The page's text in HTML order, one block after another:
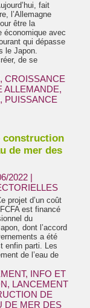
fait
l’Allemagne
être la
économique avec
qui dépasse
le Japon.
de se
, CROISSANCE
ALLEMANDE,
, PUISSANCE
construction
de mer des
2022 |
projet d’un coût
est financé
du
dont l’accord
a été
enfin parti. Les
de l’eau de
, INFO ET
, LANCEMENT
DE
DE MER DES